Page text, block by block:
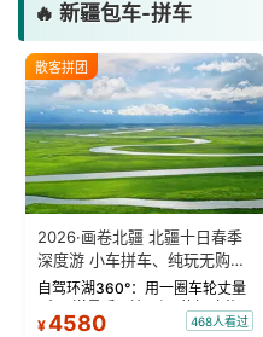
🔥 新疆包车-拼车
散客拼团
2026·画卷北疆 北疆十日春季
深度游 小车拼车、纯玩无购
物！
自驾环湖360°：用一圈车轮丈量
“大西洋最后一滴眼泪”的极致蔚
蓝。 赛湖旅拍：甄选多款风格服
¥4580 468人看过